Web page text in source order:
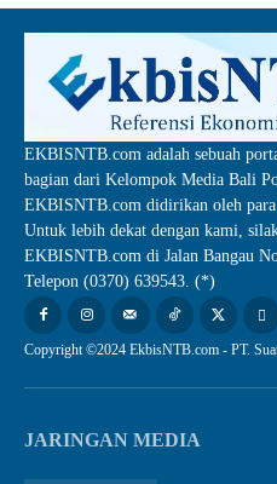
EKBISNTB.com adalah sebuah
bagian dari Kelompok Media Bali
EKBISNTB.com didirikan oleh para
Untuk lebih dekat dengan kami,
EKBISNTB.com di Jalan Bangau
Telepon (0370) 639543. (*)
Copyright ©2024 EkbisNTB.com - PT.
JARINGAN MEDIA